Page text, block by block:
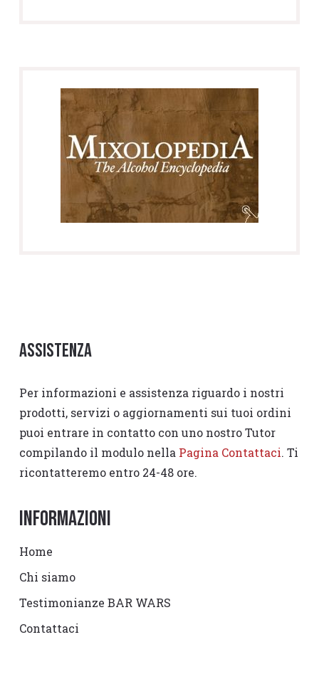
Assistenza
Per informazioni e assistenza riguardo i nostri
prodotti, servizi o aggiornamenti sui tuoi ordini
puoi entrare in contatto con uno nostro Tutor
compilando il modulo nella Pagina Contattaci. Ti
ricontatteremo entro 24-48 ore.
Informazioni
Home
Chi siamo
Testimonianze BAR WARS
Contattaci